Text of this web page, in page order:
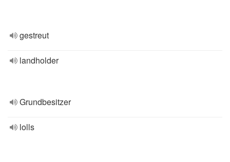
gestreut
landholder
Grundbesitzer
lolls